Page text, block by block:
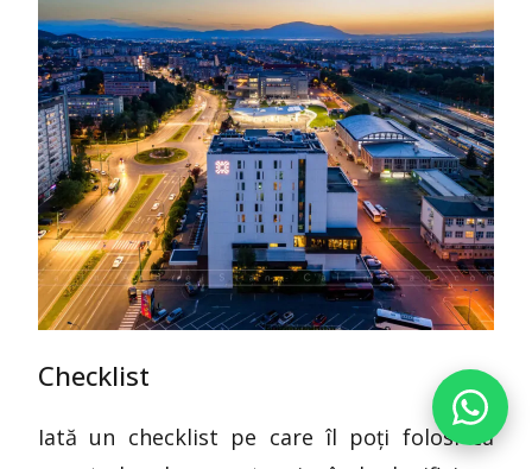
Checklist
Iată un checklist pe care îl poți folosi ca